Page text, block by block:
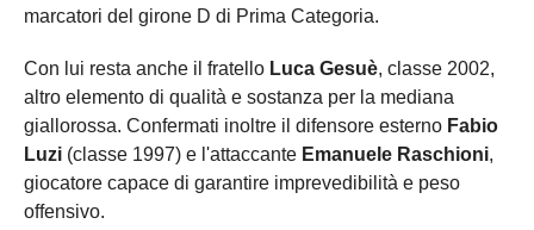
marcatori del girone D di Prima Categoria.
Con lui resta anche il fratello Luca Gesuè, classe 2002,
altro elemento di qualità e sostanza per la mediana
giallorossa. Confermati inoltre il difensore esterno Fabio
Luzi (classe 1997) e l'attaccante Emanuele Raschioni,
giocatore capace di garantire imprevedibilità e peso
offensivo.